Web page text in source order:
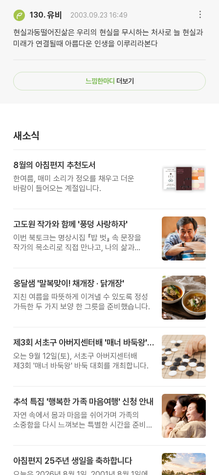
130.유비 2003.09.23 16:49
현실과동떨어진삶은 우리의 현실을 무시하는 처사로 늘 현실과
미래가 연결될때 아름다운 인생을 이루리라본다
느낌한마디 더보기
새소식
8월의 아침편지 추천도서
한여름, 매미 소리가 정오를 채우고 더운
바람이 들어오는 계절입니다.
고도원 작가와 함께 '풍덩 사랑하자'
이번 북토크는 명상시집 『밥 벗』 속 문장을
작가의 목소리로 직접 만나고, 나의 삶과
옹달샘 '말복맞이! 채개장 · 닭개장'
지친 여름을 따뜻하게 이겨낼 수 있도록 정성
가득한 두 가지 보양 한 그릇을 준비했습니다.
제3회 서초구 아버지센터배 '매너 바둑왕' 대회
오는 9월 12일(토), 서초구 아버지센터배
제3회 '매너 바둑왕' 바둑 대회를 개최합니다.
추석 특집 '행복한 가족 마음여행' 신청 안내
자연 속에서 몸과 마음을 쉬어가며 가족의
소중함을 다시 느껴보는 특별한 시간을 준비해
아침편지 25주년 생일을 축하합니다